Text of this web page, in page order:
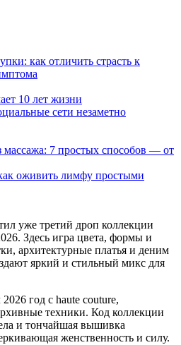
как отличить страсть к
сети незаметно
оживить лимфу простыми
уже третий дроп коллекции
Здесь игра цвета, формы и
архитектурные платья и деним
яркий и стильный микс для
год с haute couture,
техники. Код коллекции
и тончайшая вышивка
женственность и силу.